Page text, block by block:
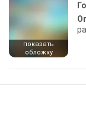
показать
обложку